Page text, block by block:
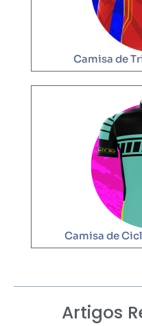
Camisa de
Camisa de
Artigos